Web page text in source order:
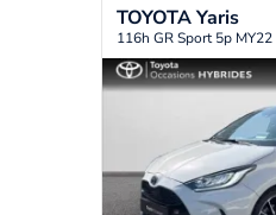
TOYOTAYaris
116h GR Sport 5p MY22